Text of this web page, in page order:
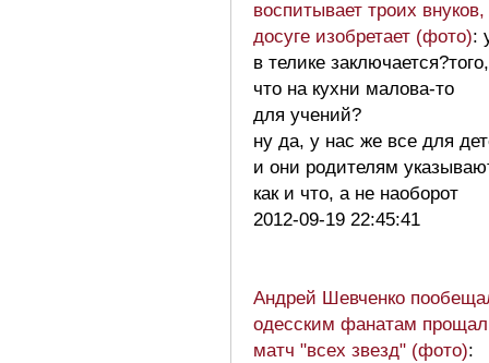
воспитывает троих
досуге изобретает (фото):
в телике заключается?того,
что на кухни малова-то
для учений?
ну да, у нас же все для
и они родителям
как и что, а не наоборот
2012-09-19 22:45:41
Андрей Шевченко
одесским фанатам
матч "всех звезд" (фото):